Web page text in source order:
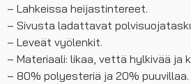
– Lahkeissa heijastintereet.
– Sivusta ladattavat
– Leveät vyölenkit.
– Materiaali: likaa, vettä hylkivää ja
– 80% polyesteriä ja 20% puuvillaa.